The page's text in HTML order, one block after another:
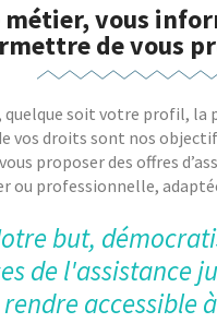
métier, vous
de vous
quelque soit votre profil,
vos droits sont nos
vous proposer des offres
ou professionnelle,
but,
de l'assistance
accessible